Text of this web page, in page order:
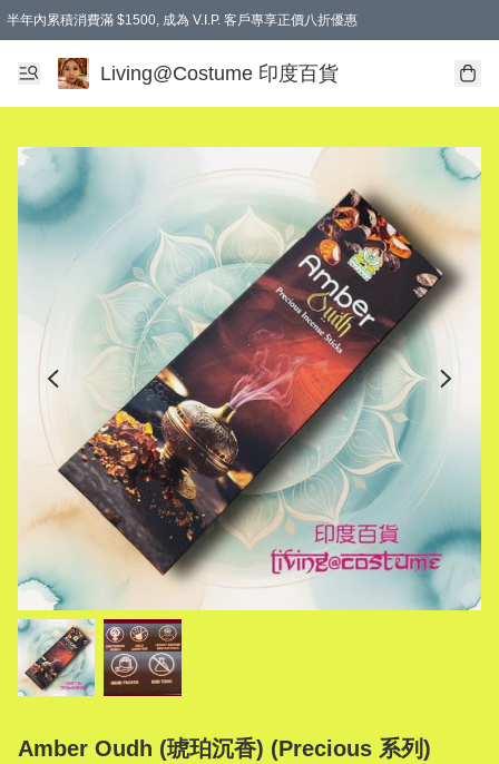
半年內累積消費滿 $1500, 成為 V.I.P. 客戶專享正價八折優惠
滿$600免本地運費
Living@Costume 印度百貨
Amber Oudh (琥珀沉香) (Precious 系列)